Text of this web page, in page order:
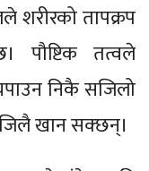
शरीरको तापक्रप
पौष्टिक तत्वले
निकै सजिलो
खान सक्छन्।